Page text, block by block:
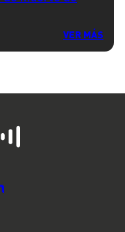
VER MÁS